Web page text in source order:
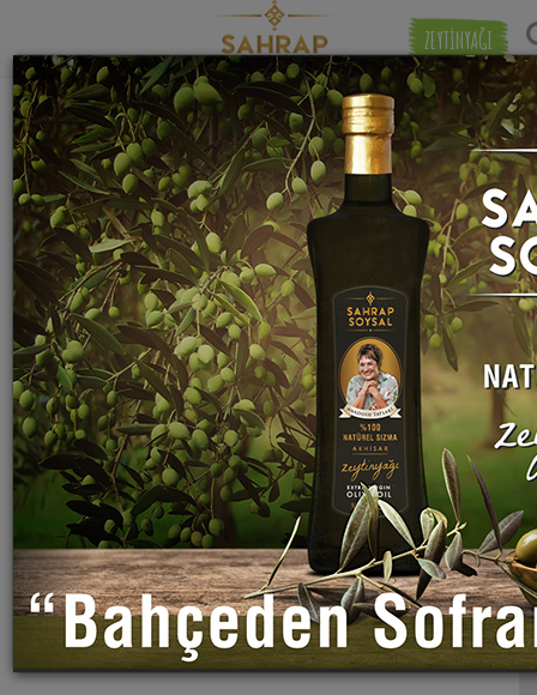
ZEYTİNYAĞI
"margarin" etiketiyle eşleşen (375) tarif
bulundu.
Eşleşmeye